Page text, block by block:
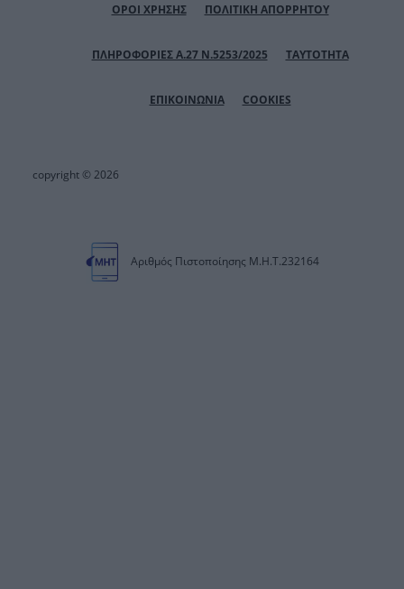
ΟΡΟΙ ΧΡΗΣΗΣ ΠΟΛΙΤΙΚΗ ΑΠΟΡΡΗΤΟΥ
ΠΛΗΡΟΦΟΡΙΕΣ Α.27 Ν.5253/2025 ΤΑΥΤΟΤΗΤΑ
ΕΠΙΚΟΙΝΩΝΙΑ COOKIES
copyright © 2026
Αριθμός Πιστοποίησης Μ.Η.Τ.232164